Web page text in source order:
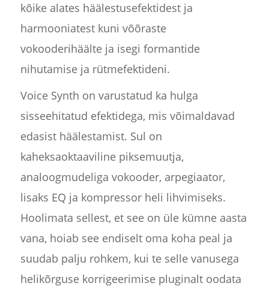
kõike alates häälestusefektidest ja
harmooniatest kuni võõraste
vokooderihäälte ja isegi formantide
nihutamise ja rütmefektideni.
Voice Synth on varustatud ka hulga
sisseehitatud efektidega, mis võimaldavad
edasist häälestamist. Sul on
kaheksaoktaaviline piksemuutja,
analoogmudeliga vokooder, arpegiaator,
lisaks EQ ja kompressor heli lihvimiseks.
Hoolimata sellest, et see on üle kümne aasta
vana, hoiab see endiselt oma koha peal ja
suudab palju rohkem, kui te selle vanusega
helikõrguse korrigeerimise pluginalt oodata